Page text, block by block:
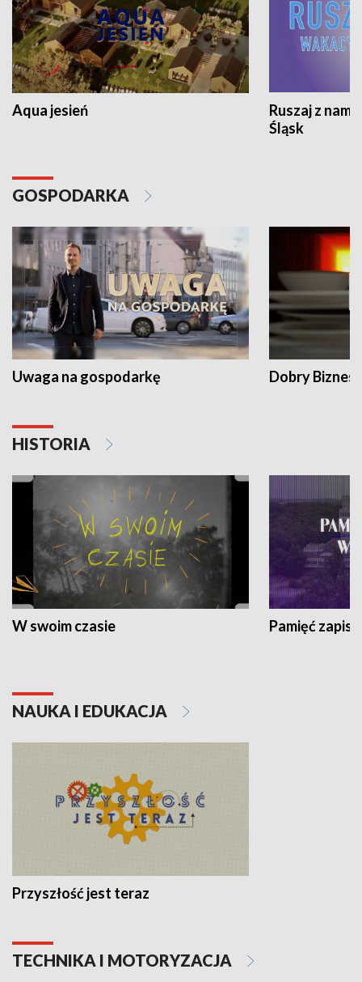
Aqua jesień
Ruszaj z
Śląsk
GOSPODARKA
Uwaga na gospodarkę Dobry Biznes
HISTORIA
W swoim czasie Pamięć
NAUKA I EDUKACJA
Przyszłość jest teraz
TECHNIKA I MOTORYZACJA